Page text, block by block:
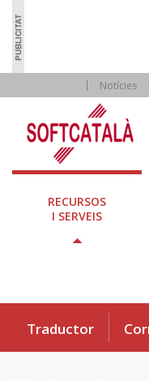
Notícies
RECURSOS
I SERVEIS
Traductor